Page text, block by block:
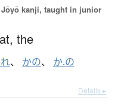
Jōyō kanji, taught in junior
the
、 かの、 か.の
Details ▸